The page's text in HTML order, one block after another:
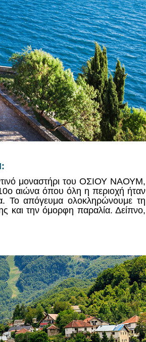
μοναστήρι του ΟΣΙΟΥ ΝΑΟΥΜ,
10ο αιώνα όπου όλη η περιοχή ήταν
Το απόγευμα ολοκληρώνουμε τη
και την όμορφη παραλία. Δείπνο,